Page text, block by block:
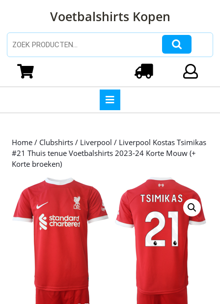
inhoud
Voetbalshirts Kopen
Zoeken naar:
Home / Clubshirts / Liverpool / Liverpool Kostas Tsimikas
#21 Thuis tenue Voetbalshirts 2023-24 Korte Mouw (+
Korte broeken)